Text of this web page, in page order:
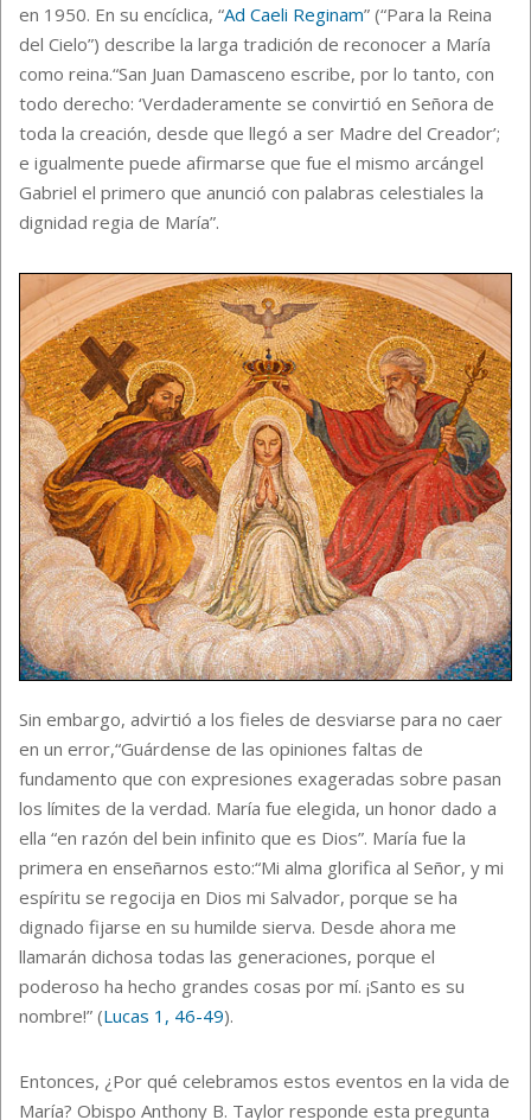
en 1950. En su encíclica, “Ad Caeli Reginam” (“Para la Reina
del Cielo”) describe la larga tradición de reconocer a María
como reina.“San Juan Damasceno escribe, por lo tanto, con
todo derecho: ‘Verdaderamente se convirtió en Señora de
toda la creación, desde que llegó a ser Madre del Creador’;
e igualmente puede afirmarse que fue el mismo arcángel
Gabriel el primero que anunció con palabras celestiales la
dignidad regia de María”.
Sin embargo, advirtió a los fieles de desviarse para no caer
en un error,“Guárdense de las opiniones faltas de
fundamento que con expresiones exageradas sobre pasan
los límites de la verdad. María fue elegida, un honor dado a
ella “en razón del bein infinito que es Dios”. María fue la
primera en enseñarnos esto:“Mi alma glorifica al Señor, y mi
espíritu se regocija en Dios mi Salvador, porque se ha
dignado fijarse en su humilde sierva. Desde ahora me
llamarán dichosa todas las generaciones, porque el
poderoso ha hecho grandes cosas por mí. ¡Santo es su
nombre!” (Lucas 1, 46-49).
Entonces, ¿Por qué celebramos estos eventos en la vida de
María? Obispo Anthony B. Taylor responde esta pregunta